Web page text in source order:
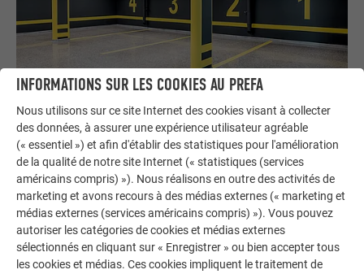
INFORMATIONS SUR LES COOKIES AU PREFA
Nous utilisons sur ce site Internet des cookies visant à collecter
des données, à assurer une expérience utilisateur agréable
(« essentiel ») et afin d'établir des statistiques pour l'amélioration
de la qualité de notre site Internet (« statistiques (services
américains compris) »). Nous réalisons en outre des activités de
marketing et avons recours à des médias externes (« marketing et
médias externes (services américains compris) »). Vous pouvez
autoriser les catégories de cookies et médias externes
sélectionnés en cliquant sur « Enregistrer » ou bien accepter tous
les cookies et médias. Ces cookies impliquent le traitement de